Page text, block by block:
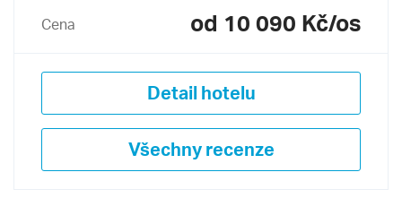
Cena od 10 090 Kč/os
Detail hotelu
Všechny recenze